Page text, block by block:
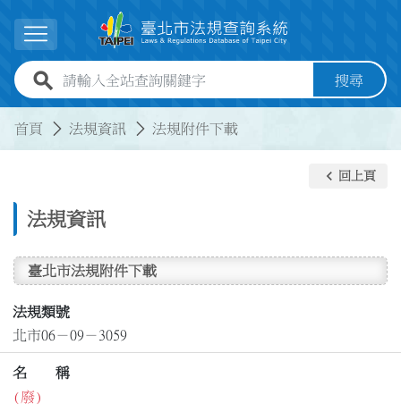
展開選單
全站查詢關鍵字欄位 搜尋
首頁 法規資訊 法規附件下載
法規資訊
keyboard_arrow_left 回上頁
臺北市法規附件下載
法規類號
北市06－09－3059
名 稱
(廢)